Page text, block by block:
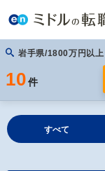
岩手県/1800万円以上
10 件
すべて